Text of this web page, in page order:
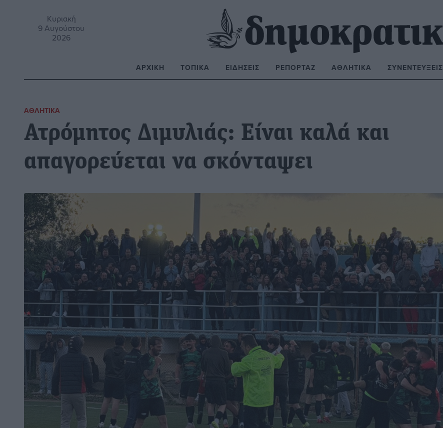
Κυριακή
9 Αυγούστου
2026
ΑΡΧΙΚΉ ΤΟΠΙΚΆ ΕΙΔΉΣΕΙΣ ΡΕΠΟΡΤΆΖ ΑΘΛΗΤΙΚΆ ΣΥΝΕΝΤΕΎΞΕΙΣ
ΑΘΛΗΤΙΚΆ
Ατρόμητος Διμυλιάς: Είναι καλά και
απαγορεύεται να σκόνταψει